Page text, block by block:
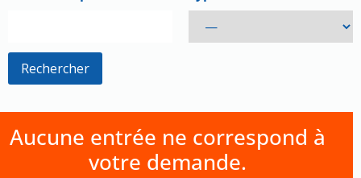
Aucune entrée ne correspond à
votre demande.